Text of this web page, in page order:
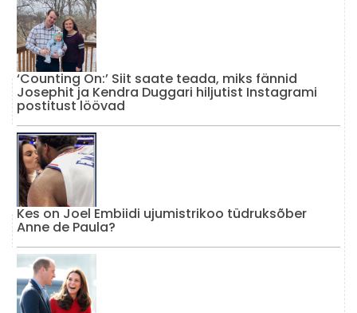
‘Counting On:’ Siit saate teada, miks fännid
Josephit ja Kendra Duggari hiljutist Instagrami
postitust löövad
Kes on Joel Embiidi ujumistrikoo tüdruksõber
Anne de Paula?